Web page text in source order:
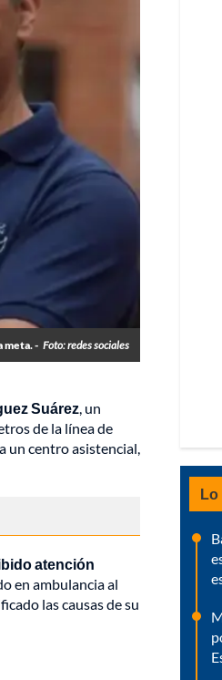
meta. - Foto: redes sociales
Suárez, un
de la línea de
un centro asistencial,
atención
en ambulancia al
las causas de su
Lo